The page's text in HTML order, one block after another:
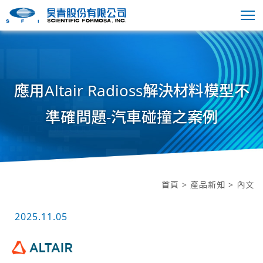
應用Altair Radioss解決材料模型不
準確問題-汽車碰撞之案例
首頁 > 產品新知 > 內文
2025.11.05